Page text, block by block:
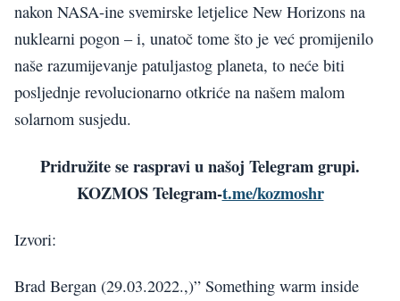
nakon NASA-ine svemirske letjelice New Horizons na
nuklearni pogon – i, unatoč tome što je već promijenilo
naše razumijevanje patuljastog planeta, to neće biti
posljednje revolucionarno otkriće na našem malom
solarnom susjedu.
Pridružite se raspravi u našoj Telegram grupi.
KOZMOS Telegram-t.me/kozmoshr
Izvori:
Brad Bergan (29.03.2022.,)” Something warm inside